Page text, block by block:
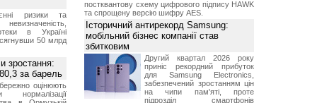
ризики та
в Україні
50 млрд
зростання:
за барель
оцінюють
нормалізації
постквантову схему цифрового підпису HAWK
та спрощену версію шифру AES.
Історичний антирекорд Samsung:
мобільний бізнес компанії став
збитковим
Другий квартал 2026 року
приніс рекордний прибуток
для Samsung Electronics,
забезпечений зростанням цін
на чипи пам'яті, проте
підрозділ смартфонів